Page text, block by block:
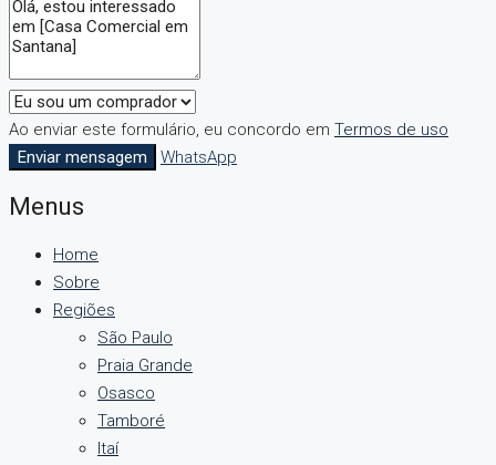
Ao enviar este formulário, eu concordo em Termos de uso
Enviar mensagem
WhatsApp
Menus
Home
Sobre
Regiões
São Paulo
Praia Grande
Osasco
Tamboré
Itaí